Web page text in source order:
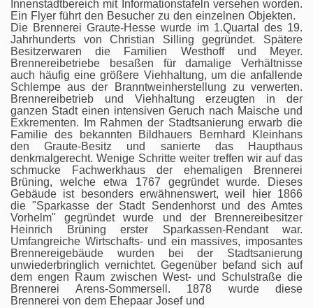
Innenstadtbereich mit Informationstafeln versehen worden.
Ein Flyer führt den Besucher zu den einzelnen Objekten.
Die Brennerei Graute-Hesse wurde im 1.Quartal des 19.
Jahrhunderts von Christian Silling gegründet. Spätere
Besitzerwaren die Familien Westhoff und Meyer.
Brennereibetriebe besaßen für damalige Verhältnisse
auch häufig eine größere Viehhaltung, um die anfallende
Schlempe aus der Branntweinherstellung zu verwerten.
Brennereibetrieb und Viehhaltung erzeugten in der
ganzen Stadt einen intensiven Geruch nach Maische und
Exkrementen. Im Rahmen der Stadtsanierung erwarb die
Familie des bekannten Bildhauers Bernhard Kleinhans
den Graute-Besitz und sanierte das Haupthaus
denkmalgerecht. Wenige Schritte weiter treffen wir auf das
schmucke Fachwerkhaus der ehemaligen Brennerei
Brüning, welche etwa 1767 gegründet wurde. Dieses
Gebäude ist besonders erwähnenswert, weil hier 1866
die "Sparkasse der Stadt Sendenhorst und des Amtes
Vorhelm" gegründet wurde und der Brennereibesitzer
Heinrich Brüning erster Sparkassen-Rendant war.
Umfangreiche Wirtschafts- und ein massives, imposantes
Brennereigebäude wurden bei der Stadtsanierung
unwiederbringlich vernichtet. Gegenüber befand sich auf
dem engen Raum zwischen West- und Schulstraße die
Brennerei Arens-Sommersell. 1878 wurde diese
Brennerei von dem Ehepaar Josef und